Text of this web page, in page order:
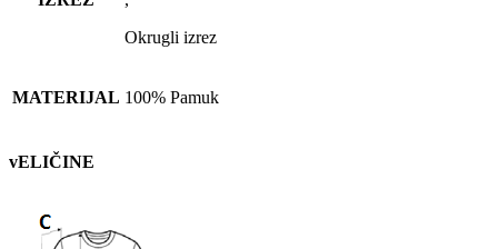
Okrugli izrez
MATERIJAL 100% Pamuk
vELIČINE